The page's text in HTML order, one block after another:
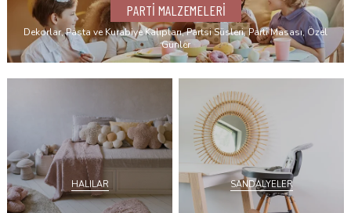
PARTİ MALZEMELERİ
Dekorlar, Pasta ve Kurabiye Kalıpları, Partsi Süsleri, Parti Masası, Özel
Günler
HALILAR SANDALYELER